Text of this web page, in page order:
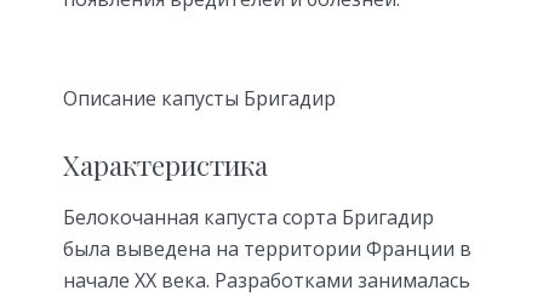
Описание капусты Бригадир
Характеристика
Белокочанная капуста сорта Бригадир
была выведена на территории Франции в
начале ХХ века. Разработками занималась